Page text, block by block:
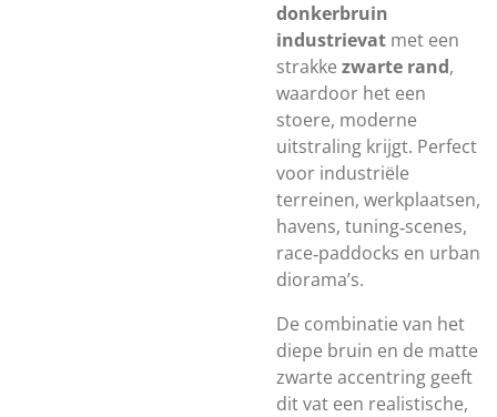
donkerbruin
industrievat met een
strakke zwarte rand,
waardoor het een
stoere, moderne
uitstraling krijgt. Perfect
voor industriële
terreinen, werkplaatsen,
havens, tuning‑scenes,
race‑paddocks en urban
diorama’s.
De combinatie van het
diepe bruin en de matte
zwarte accentring geeft
dit vat een realistische,